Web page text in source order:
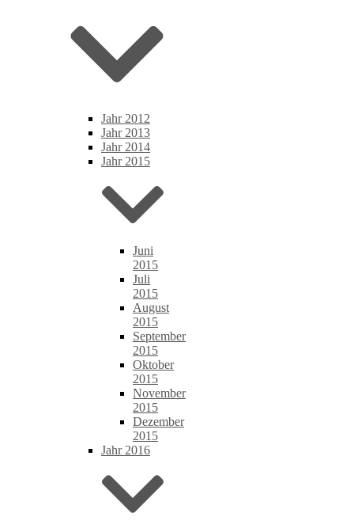
Jahr 2012
Jahr 2013
Jahr 2014
Jahr 2015
Juni
2015
Juli
2015
August
2015
September
2015
Oktober
2015
November
2015
Dezember
2015
Jahr 2016